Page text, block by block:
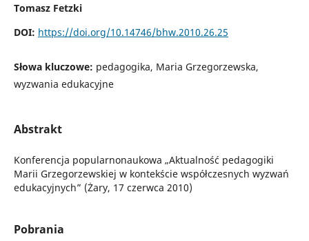
Tomasz Fetzki
DOI: https://doi.org/10.14746/bhw.2010.26.25
Słowa kluczowe: pedagogika, Maria Grzegorzewska,
wyzwania edukacyjne
Abstrakt
Konferencja popularnonaukowa „Aktualność pedagogiki
Marii Grzegorzewskiej w kontekście współczesnych wyzwań
edukacyjnych” (Żary, 17 czerwca 2010)
Pobrania